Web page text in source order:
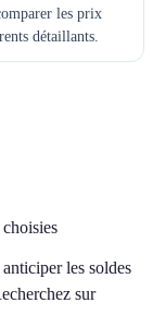
les prix
détaillants.
les soldes
sur